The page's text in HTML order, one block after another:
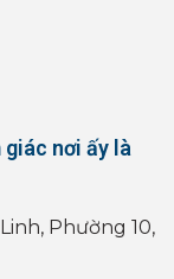
giác nơi ấy là
Phường 10,